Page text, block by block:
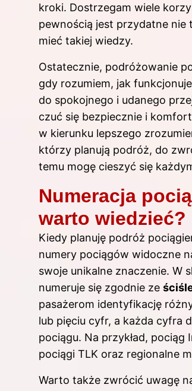
kroki. Dostrzegam wiele
pewnością jest przydatne
mieć takiej wiedzy.
Ostatecznie, podróżowanie
gdy rozumiem, jak
do spokojnego i udanego
czuć się bezpiecznie i
w kierunku lepszego
którzy planują podróż, do
temu mogę cieszyć się
Numeracja
warto wiedzieć?
Kiedy planuję podróż
numery pociągów widoczne
swoje unikalne znaczenie. W
numeruje się zgodnie ze
pasażerom identyfikację
lub pięciu cyfr, a każda cyfra
pociągu. Na przykład,
pociągi TLK oraz regionalne
Warto także zwrócić uwagę